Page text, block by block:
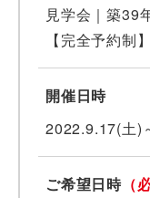
見学会｜築39
【完全予約制】
開催日時
2022.9.17(土
ご希望日時 （